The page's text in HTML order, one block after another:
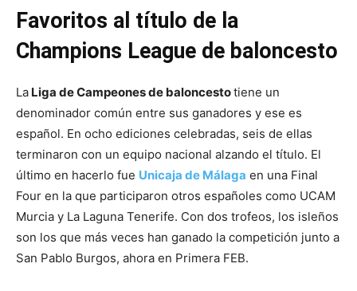
Favoritos al título de la
Champions League de baloncesto
La Liga de Campeones de baloncestotiene un
denominador común entre sus ganadores y ese es
español. En ocho ediciones celebradas, seis de ellas
terminaron con un equipo nacional alzando el título. El
último en hacerlo fue Unicaja de Málaga en una Final
Four en la que participaron otros españoles como UCAM
Murcia y La Laguna Tenerife. Con dos trofeos, los isleños
son los que más veces han ganado la competición junto a
San Pablo Burgos, ahora en Primera FEB.